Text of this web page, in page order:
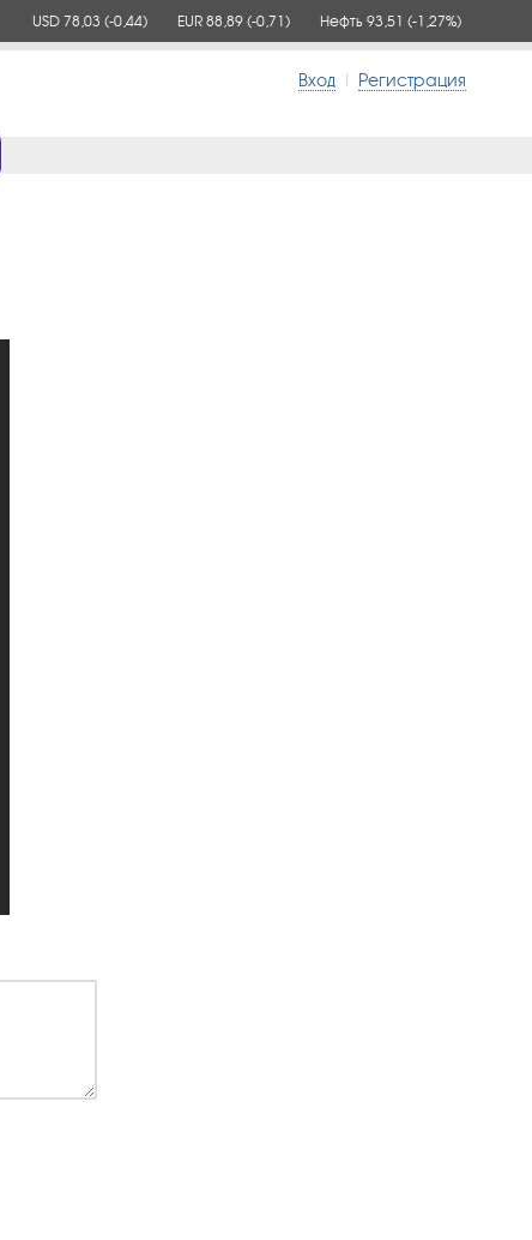
USD 78,03 (-0,44) EUR 88,89 (-0,71) Нефть 93,51 (-1,27%)
Вход | Регистрация